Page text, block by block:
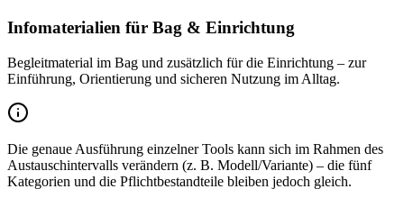
Infomaterialien für Bag & Einrichtung
Begleitmaterial im Bag und zusätzlich für die Einrichtung – zur
Einführung, Orientierung und sicheren Nutzung im Alltag.
Die genaue Ausführung einzelner Tools kann sich im Rahmen des
Austauschintervalls verändern (z. B. Modell/Variante) – die fünf
Kategorien und die Pflichtbestandteile bleiben jedoch gleich.